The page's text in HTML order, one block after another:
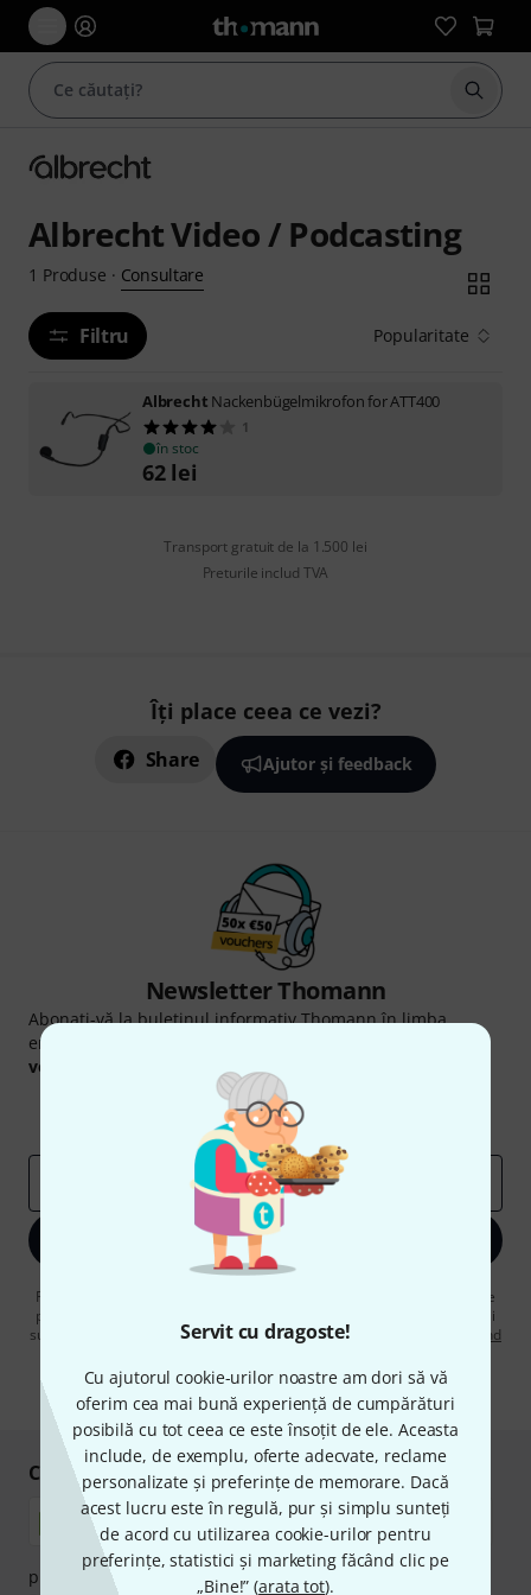
Servit cu dragoste!
Cu ajutorul cookie-urilor noastre am dori să vă
oferim cea mai bună experiență de cumpărături
posibilă cu tot ceea ce este însoțit de ele. Aceasta
include, de exemplu, oferte adecvate, reclame
personalizate și preferințe de memorare. Dacă
acest lucru este în regulă, pur și simplu sunteți
de acord cu utilizarea cookie-urilor pentru
preferințe, statistici și marketing făcând clic pe
„Bine!” (arata tot).
Albrecht Video / Podcasting
1 Produse · Consultare
Filtru Popularitate
Albrecht Nackenbügelmikrofon for ATT400
1
în stoc
62 lei
Transport gratuit de la 1.500 lei
Preturile includ TVA
Îți place ceea ce vezi?
Share Ajutor și feedback
Newsletter Thomann
Abonați-vă la buletinul informativ Thomann în limba
engleză și, cu puțin noroc, puteți câștiga unul dintre
voucherele
în valoare de50 €fiecare!
Contribuții inspiraționale
Perspectivele Thomann
Înscrie-te acum
Făcând clic pe „Înscrie-te acum”, sunteți de acord să primiți publicitate
prin e-mail. Vă puteți dezabona în orice moment. Puteți găsi informații
suplimentare despre buletinul informativ înregulamentul nostru privind
Cumpărați și plătiți în siguranță
plata se poate efectua în siguranță cu Ramburs, Transfer